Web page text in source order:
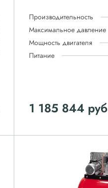
Производительность
Максимальное давление
Мощность двигателя
Питание
1 185 844 руб